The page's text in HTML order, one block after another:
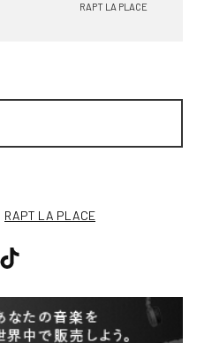
RAPT LA PLACE
RAPT LA PLACE